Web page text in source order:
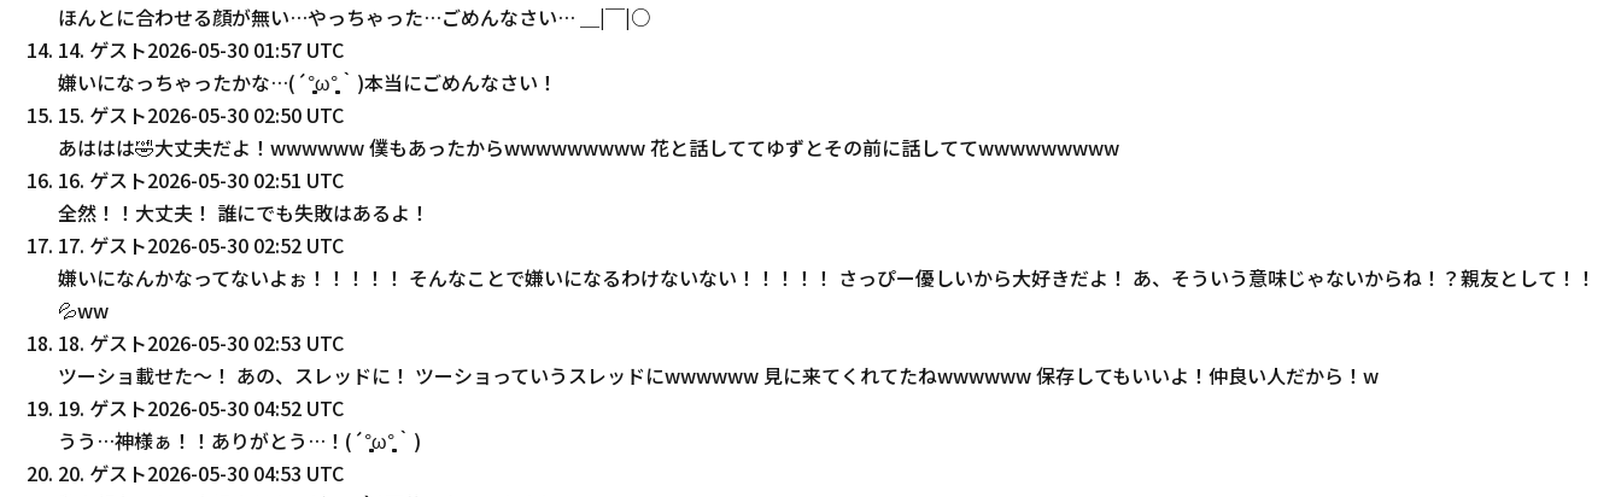
ほんとに合わせる顔が無い…やっちゃった…ごめんなさい… ＿|￣|○
14. ゲスト2026-05-30 01:57 UTC
嫌いになっちゃったかな…(´°̥̥̥̥̥̥̥̥ω°̥̥̥̥̥̥̥̥｀)本当にごめんなさい！
15. ゲスト2026-05-30 02:50 UTC
あははは🤣大丈夫だよ！wwwwww 僕もあったからwwwwwwwww 花と話しててゆずとその前に話しててwwwwwwwww
16. ゲスト2026-05-30 02:51 UTC
全然！！大丈夫！ 誰にでも失敗はあるよ！
17. ゲスト2026-05-30 02:52 UTC
嫌いになんかなってないよぉ！！！！！ そんなことで嫌いになるわけないない！！！！！ さっぴー優しいから大好きだよ！ あ、そういう意味じゃないからね！？親友として！！
💦ww
18. ゲスト2026-05-30 02:53 UTC
ツーショ載せた〜！ あの、スレッドに！ ツーショっていうスレッドにwwwwww 見に来てくれてたねwwwwww 保存してもいいよ！仲良い人だから！w
19. ゲスト2026-05-30 04:52 UTC
うう…神様ぁ！！ありがとう…！(´°̥̥̥̥̥̥̥̥ω°̥̥̥̥̥̥̥̥｀)
20. ゲスト2026-05-30 04:53 UTC